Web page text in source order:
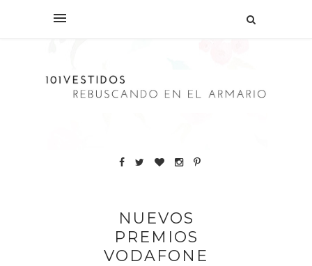
NUEVOS
PREMIOS
VODAFONE